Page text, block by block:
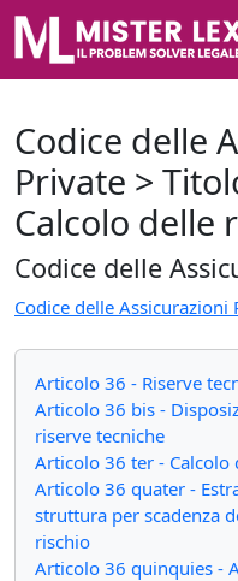
Codice delle
Private >
Calcolo delle
Codice delle
Codice delle Assicurazioni
Articolo 36 - Riserve
Articolo 36 bis -
riserve tecniche
Articolo 36 ter - Calcolo
Articolo 36 quater -
struttura per scadenza
rischio
Articolo 36 quinquies -